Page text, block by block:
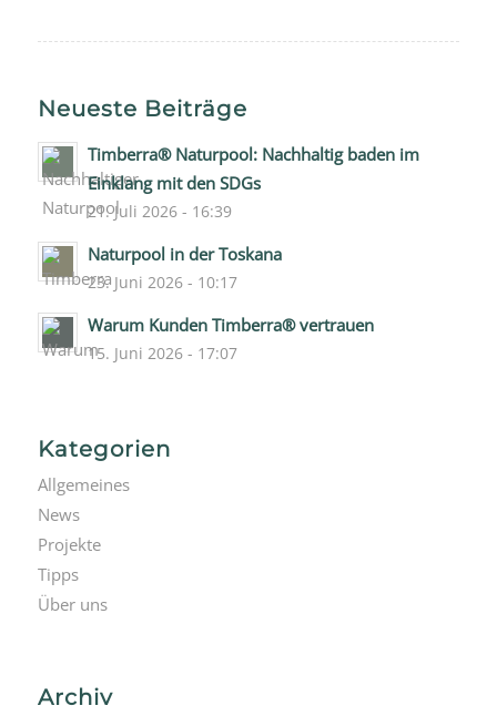
Neueste Beiträge
Timberra® Naturpool: Nachhaltig baden im
Einklang mit den SDGs
21. Juli 2026 - 16:39
Naturpool in der Toskana
23. Juni 2026 - 10:17
Warum Kunden Timberra® vertrauen
15. Juni 2026 - 17:07
Kategorien
Allgemeines
News
Projekte
Tipps
Über uns
Archiv